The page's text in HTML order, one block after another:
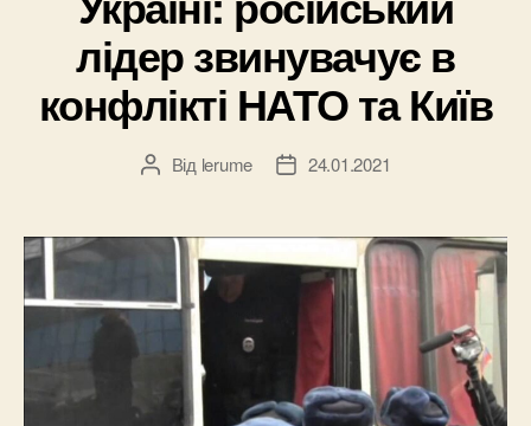
лідер звинувачує в
конфлікті НАТО та Київ
Автор
Від lerume
Дата24.01.2021